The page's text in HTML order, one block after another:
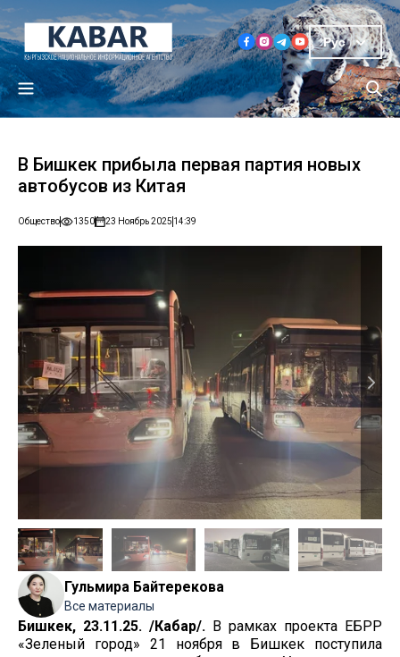
Рус
В Бишкек прибыла первая партия новых
автобусов из Китая
Общество 1350 23 Ноябрь 2025 14:39
Гульмира Байтерекова
Все материалы
Бишкек, 23.11.25. /Кабар/. В рамках проекта ЕБРР
«Зеленый город» 21 ноября в Бишкек поступила